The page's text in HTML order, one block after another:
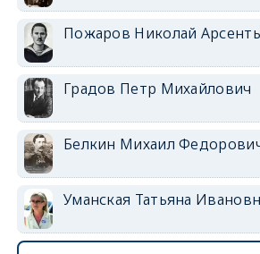
Пожаров Николай
Градов Петр Михайлович
Белкин Михаил
Уманская Татьяна